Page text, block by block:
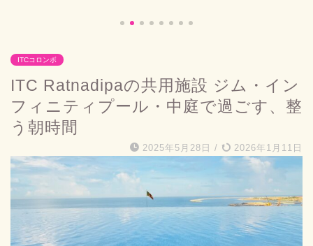
ITCコロンボ
ITC Ratnadipaの共用施設 ジム・イン
フィニティプール・中庭で過ごす、整
う朝時間
2025年5月28日 / 2026年1月11日